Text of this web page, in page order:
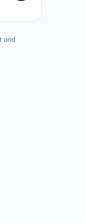
und